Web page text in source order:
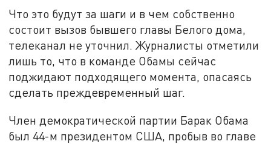
Что это будут за шаги и в чем собственно
состоит вызов бывшего главы Белого дома,
телеканал не уточнил. Журналисты отметили
лишь то, что в команде Обамы сейчас
поджидают подходящего момента, опасаясь
сделать преждевременный шаг.
Член демократической партии Барак Обама
был 44-м президентом США, пробыв во главе